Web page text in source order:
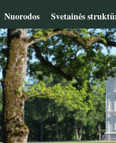
Nuorodos Svetainės